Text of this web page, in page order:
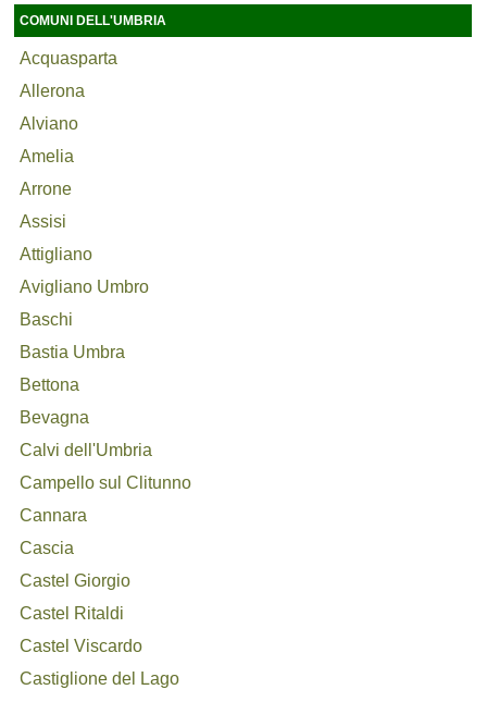
COMUNI DELL'UMBRIA
Acquasparta
Allerona
Alviano
Amelia
Arrone
Assisi
Attigliano
Avigliano Umbro
Baschi
Bastia Umbra
Bettona
Bevagna
Calvi dell'Umbria
Campello sul Clitunno
Cannara
Cascia
Castel Giorgio
Castel Ritaldi
Castel Viscardo
Castiglione del Lago